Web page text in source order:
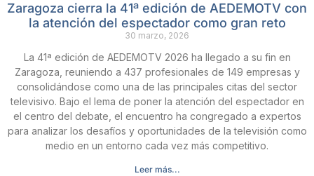
Zaragoza cierra la 41ª edición de AEDEMOTV con
la atención del espectador como gran reto
30 marzo, 2026
La 41ª edición de AEDEMOTV 2026 ha llegado a su fin en
Zaragoza, reuniendo a 437 profesionales de 149 empresas y
consolidándose como una de las principales citas del sector
televisivo. Bajo el lema de poner la atención del espectador en
el centro del debate, el encuentro ha congregado a expertos
para analizar los desafíos y oportunidades de la televisión como
medio en un entorno cada vez más competitivo.
Leer más...